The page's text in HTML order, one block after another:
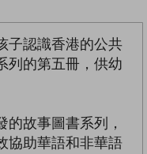
子認識香港的公共
列的第五冊，供幼
的故事圖書系列，
協助華語和非華語